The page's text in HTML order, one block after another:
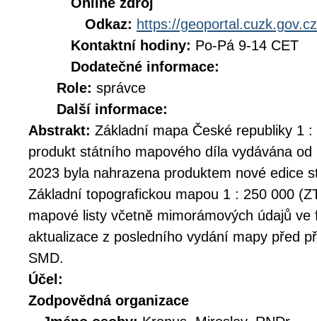
Odkaz: https://geoportal.cuzk.gov.cz
Kontaktní hodiny: Po-Pá 9-14 CET
Dodatečné informace:
Role: správce
Další informace:
Abstrakt: Základní mapa České republiky 1
produkt státního mapového díla vydávána
2023 byla nahrazena produktem nové edice
Základní topografickou mapou 1 : 250 000
mapové listy včetně mimorámových údajů
aktualizace z posledního vydání mapy před
SMD.
Účel:
Zodpovědná organizace